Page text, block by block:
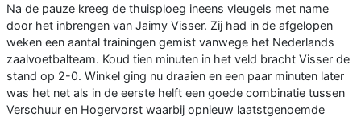
Na de pauze kreeg de thuisploeg ineens vleugels met name
door het inbrengen van Jaimy Visser. Zij had in de afgelopen
weken een aantal trainingen gemist vanwege het Nederlands
zaalvoetbalteam. Koud tien minuten in het veld bracht Visser de
stand op 2-0. Winkel ging nu draaien en een paar minuten later
was het net als in de eerste helft een goede combinatie tussen
Verschuur en Hogervorst waarbij opnieuw laatstgenoemde